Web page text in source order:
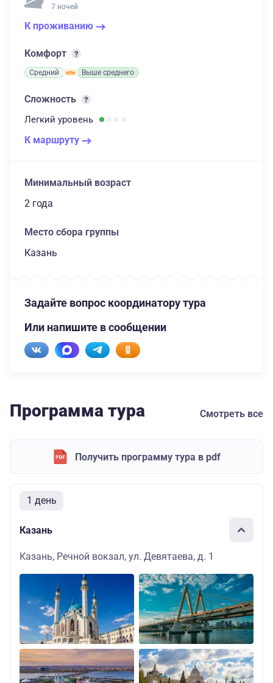
7 ночей
К проживанию
Комфорт
Средний Выше среднего
Сложность
Легкий уровень
К маршруту
Минимальный возраст
2 года
Место сбора группы
Казань
Задайте вопрос координатору тура
Или напишите в сообщении
Программа тура Смотреть все
Получить программу тура в pdf
1 день
Казань
Казань, Речной вокзал, ул. Девятаева, д. 1